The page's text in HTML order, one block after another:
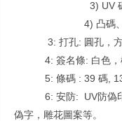
3) UV
4) 凸碼、一系列
3: 打孔: 圓孔，方
4: 簽名條: 白色，棕
5: 條碼 : 39 碼, 13
6: 安防: UV防偽印
偽字，雕花圖案等。